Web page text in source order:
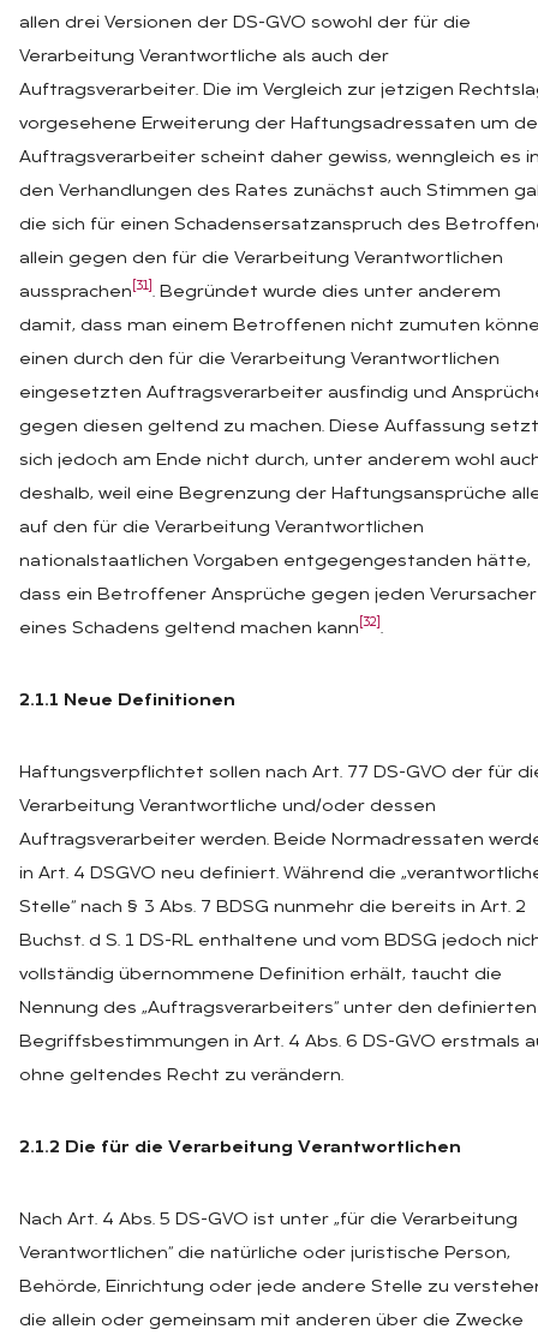
allen drei Versionen der DS-GVO sowohl der für die
Verarbeitung Verantwortliche als auch der
Auftragsverarbeiter. Die im Vergleich zur jetzigen
vorgesehene Erweiterung der Haftungsadressaten um
Auftragsverarbeiter scheint daher gewiss, wenngleich es
den Verhandlungen des Rates zunächst auch Stimmen
die sich für einen Schadensersatzanspruch des
allein gegen den für die Verarbeitung Verantwortlichen
aussprachen [31] . Begründet wurde dies unter anderem
damit, dass man einem Betroffenen nicht zumuten
einen durch den für die Verarbeitung Verantwortlichen
eingesetzten Auftragsverarbeiter ausfindig und
gegen diesen geltend zu machen. Diese Auffassung
sich jedoch am Ende nicht durch, unter anderem wohl
deshalb, weil eine Begrenzung der Haftungsansprüche
auf den für die Verarbeitung Verantwortlichen
nationalstaatlichen Vorgaben entgegengestanden hätte,
dass ein Betroffener Ansprüche gegen jeden Verursacher
eines Schadens geltend machen kann [32] .
2.1.1 Neue Definitionen
Haftungsverpflichtet sollen nach Art. 77 DS-GVO der für
Verarbeitung Verantwortliche und/oder dessen
Auftragsverarbeiter werden. Beide Normadressaten
in Art. 4 DSGVO neu definiert. Während die
Stelle“ nach § 3 Abs. 7 BDSG nunmehr die bereits in Art. 2
Buchst. d S. 1 DS-RL enthaltene und vom BDSG jedoch
vollständig übernommene Definition erhält, taucht die
Nennung des „Auftragsverarbeiters“ unter den definierten
Begriffsbestimmungen in Art. 4 Abs. 6 DS-GVO erstmals
ohne geltendes Recht zu verändern.
2.1.2 Die für die Verarbeitung Verantwortlichen
Nach Art. 4 Abs. 5 DS-GVO ist unter „für die Verarbeitung
Verantwortlichen“ die natürliche oder juristische Person,
Behörde, Einrichtung oder jede andere Stelle zu
die allein oder gemeinsam mit anderen über die Zwecke